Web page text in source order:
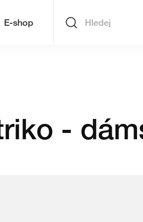
E-shop Hledej
-